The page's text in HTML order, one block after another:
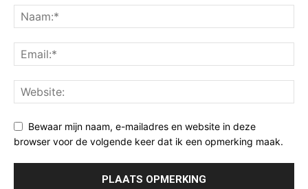
Bewaar mijn naam, e-mailadres en website in deze
browser voor de volgende keer dat ik een opmerking maak.